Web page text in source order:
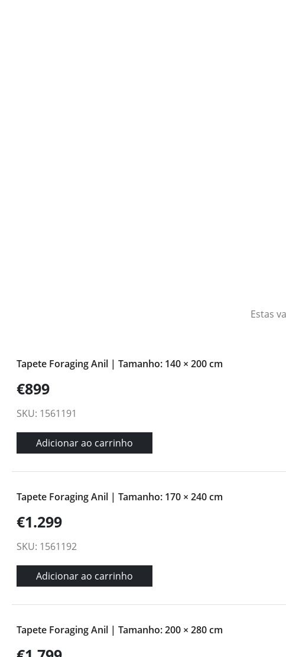
Estas
Tapete Foraging Anil | Tamanho: 140 × 200 cm
€899
SKU: 1561191
Adicionar ao carrinho
Tapete Foraging Anil | Tamanho: 170 × 240 cm
€1.299
SKU: 1561192
Adicionar ao carrinho
Tapete Foraging Anil | Tamanho: 200 × 280 cm